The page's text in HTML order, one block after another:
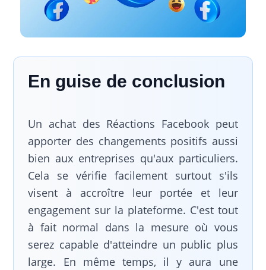
En guise de conclusion
Un achat des Réactions Facebook peut
apporter des changements positifs aussi
bien aux entreprises qu'aux particuliers.
Cela se vérifie facilement surtout s'ils
visent à accroître leur portée et leur
engagement sur la plateforme. C'est tout
à fait normal dans la mesure où vous
serez capable d'atteindre un public plus
large. En même temps, il y aura une